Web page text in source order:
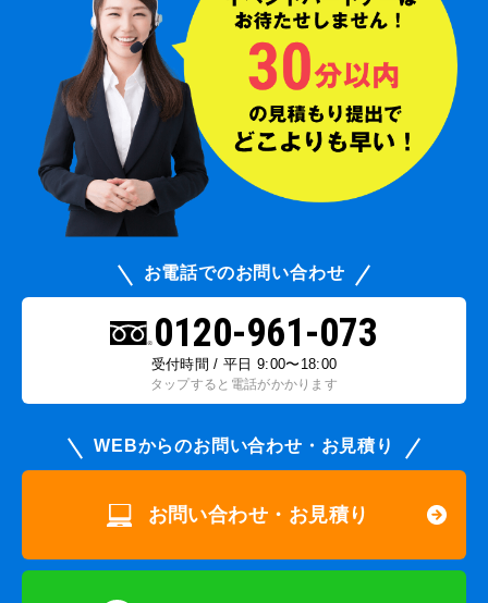
お電話でのお問い合わせ
0120-961-073
受付時間 / 平日 9:00〜18:00
タップすると電話がかかります
WEBからのお問い合わせ・お見積り
お問い合わせ・お見積り